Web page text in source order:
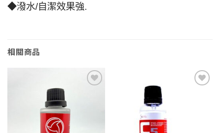
◆潑水/自潔效果強.
相關商品